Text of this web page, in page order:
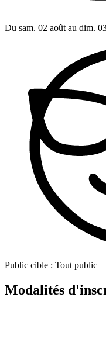
Du sam. 02 août au dim.
Public cible : Tout public
Modalités